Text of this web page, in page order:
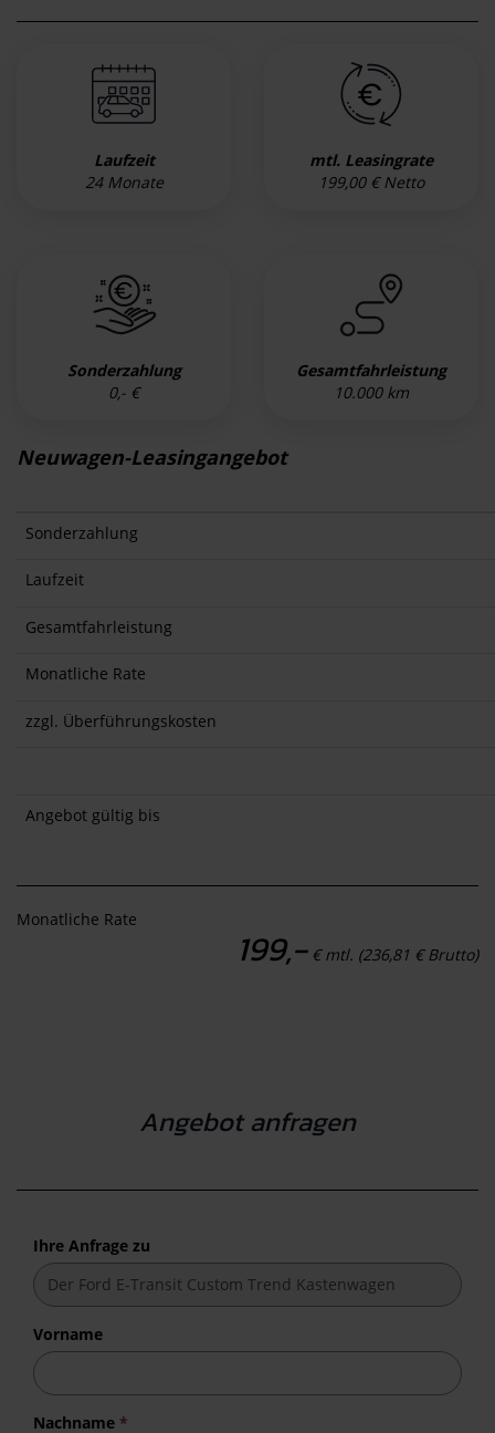
Laufzeit
24 Monate
mtl. Leasingrate
199,00 € Netto
Sonderzahlung
0,- €
Gesamtfahrleistung
10.000 km
Neuwagen-Leasingangebot
Sonderzahlung
Laufzeit
Gesamtfahrleistung
Monatliche Rate
zzgl. Überführungskosten
Angebot gültig bis
Monatliche Rate
199,-€ mtl. (236,81 € Brutto)
Angebot anfragen
Ihre Anfrage zu
Vorname
Nachname *